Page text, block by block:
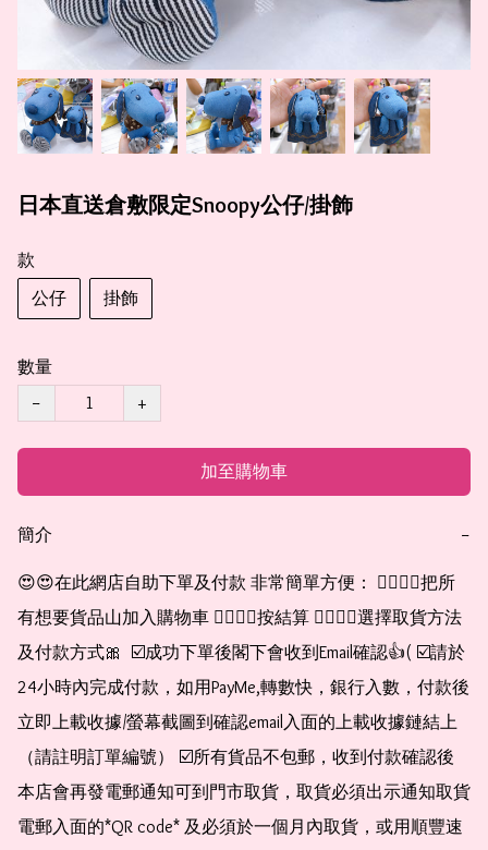
日本直送倉敷限定Snoopy公仔/掛飾
款
公仔
掛飾
數量
−
+
加至購物車
簡介 −
😍😍在此網店自助下單及付款 非常簡單方便： 👉🏻👉🏻把所
有想要貨品山加入購物車 👉🏻👉🏻按結算 👉🏻👉🏻選擇取貨方法
及付款方式🎀  ☑️成功下單後閣下會收到Email確認👍( ☑️請於
24小時內完成付款，如用PayMe,轉數快，銀行入數，付款後
立即上載收據/螢幕截圖到確認email入面的上載收據鏈結上
（請註明訂單編號） ☑️所有貨品不包郵，收到付款確認後
本店會再發電郵通知可到門市取貨，取貨必須出示通知取貨
電郵入面的*QR code* 及必須於一個月內取貨，或用順豐速